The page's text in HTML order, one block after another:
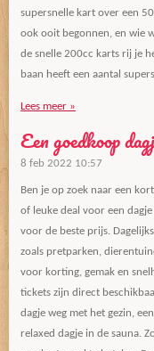
supersnelle kart over een
ook ooit begonnen, en wie
de snelle 200cc karts rij je
baan heeft een aantal
Lees meer »
Een goedkoop
8 feb 2022 10:57
Ben je op zoek naar een
of leuke deal voor een
voor de beste prijs.
zoals pretparken,
voor korting, gemak en
tickets zijn direct
dagje weg met het gezin,
relaxed dagje in de sauna.